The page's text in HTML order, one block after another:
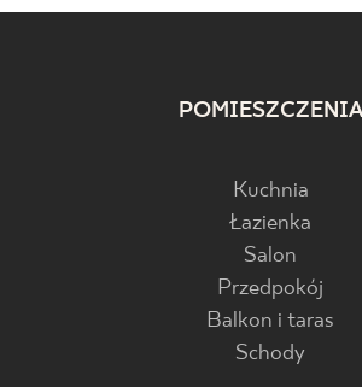
POMIESZCZENIA
Kuchnia
Łazienka
Salon
Przedpokój
Balkon i taras
Schody